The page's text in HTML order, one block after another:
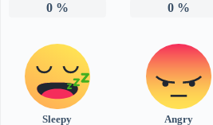
0% 0%
Sleepy Angry